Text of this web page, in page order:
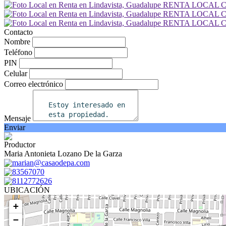
Contacto
Nombre
Teléfono
PIN
Celular
Correo electrónico
Mensaje
Enviar
Productor
Maria Antonieta Lozano De la Garza
marian@casaodepa.com
83567070
8112772626
UBICACIÓN
+
−